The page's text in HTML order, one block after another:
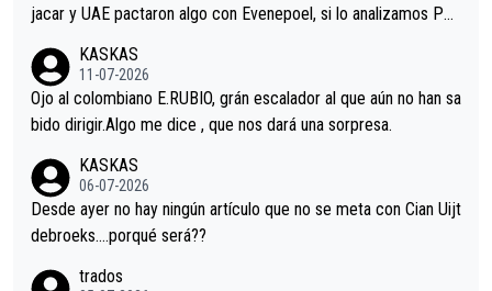
jacar y UAE pactaron algo con Evenepoel, si lo analizamos Poj
i sin pedalear, luego está el saludo con Evenepoel dándose la
mano de una manera muy fraternal, más allá de los típicos toqu
es en el hombro con que saludaba a Vingegard. Ahí hubo una in
eta, a ver si por querer poner a Del Toro con calzador en posi
ción de podio UAE y Pojacar se van complicar el tour.
KASKAS
11-07-2026
Ojo al colombiano E.RUBIO, grán escalador al que aún no han sa
bido dirigir.Algo me dice , que nos dará una sorpresa.
KASKAS
06-07-2026
Desde ayer no hay ningún artículo que no se meta con Cian Uijt
debroeks….porqué será??
trados